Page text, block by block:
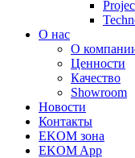
О нас
О
Ценности
Качество
Showroom
Новости
Контакты
EKOM зона
EKOM App